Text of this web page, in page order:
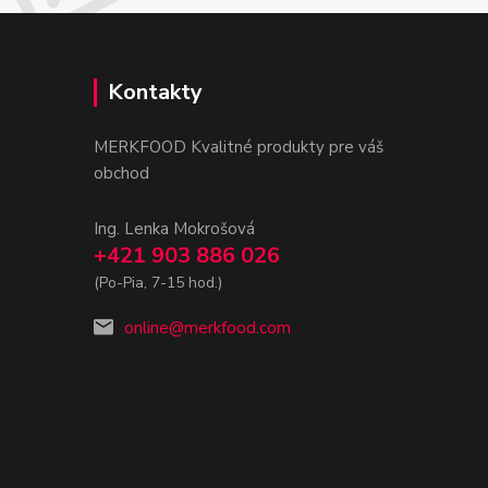
Kontakty
MERKFOOD Kvalitné produkty pre váš
obchod
Ing. Lenka Mokrošová
+421 903 886 026
(Po-Pia, 7-15 hod.)
online@merkfood.com